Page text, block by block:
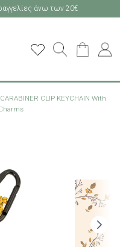
άνω των 20€
CLIP KEYCHAIN With